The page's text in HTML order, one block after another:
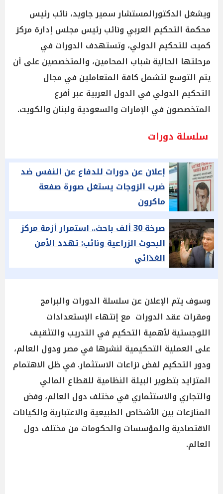
ويشغل الدكتورالمستشار سمير جاويد، نائب رئيس
محكمة التحكيم العربي ونائب رئيس مجلس إدارة مركز
كميت للتحكيم الدولي، وتستهدف الدورات في
مرحلتها الحالية شباب المحامين، والمتخصصين على أن
يتم التوسع لتشمل كافة المتعاملين في مجال
التحكيم الدولي في الدول العربية عبر أفرع
المتخصصون في الإمارات والسعودية ولبنان والكويت.
سلسلة دورات
إعلان عن دورات للدفاع عن النفس ضد
ضرب الزوجات يستغل صورة صفعة
ماكرون
صرخة 30 ألف باحث.. استمرار أزمة مركز
البحوث الزراعية ونائب: تهدد الأمن
الغذائي
وسوف يتم الإعلان عن سلسلة الدورات والبرامج
ومقرات عقد الدورات مع إنتهاء الإستعدادات
اللوجستية لأهمية التحكيم في التدريب والتثقيف
على العملية التحكيمية لنشرها في مصر ودول العالم،
ودور التحكيم لفض نزاعات الاستثمار. في ظل الاهتمام
المتزايد بتطوير البيئة النظامية للقطاع المالي
والتجاري والاستثماري في مختلف دول العالم، وفض
المنازعات بين الأشخاص الطبيعية والاعتبارية والكيانات
الاقتصادية والمؤسسات والحكومات من مختلف دول
العالم.